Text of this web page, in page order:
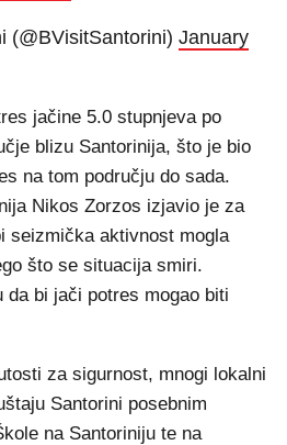
January
jačine 5.0 stupnjeva po
blizu Santorinija, što je bio
na tom području do sada.
Nikos Zorzos izjavio je za
seizmička aktivnost mogla
što se situacija smiri.
da bi jači potres mogao biti
za sigurnost, mnogi lokalni
Santorini posebnim
na Santoriniju te na